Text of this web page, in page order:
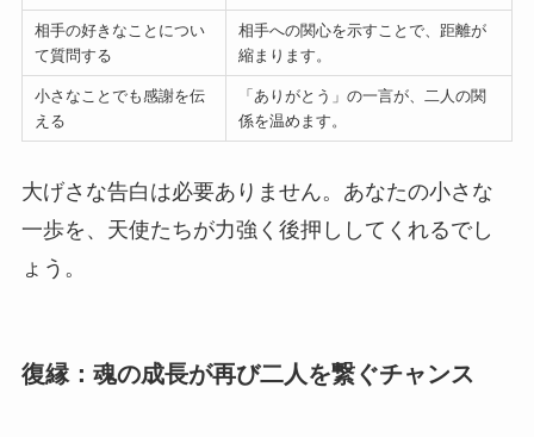
相手の好きなことについ
て質問する
相手への関心を示すことで、距離が
縮まります。
小さなことでも感謝を伝
える
「ありがとう」の一言が、二人の関
係を温めます。
大げさな告白は必要ありません。あなたの小さな
一歩を、天使たちが力強く後押ししてくれるでし
ょう。
復縁：魂の成長が再び二人を繋ぐチャンス